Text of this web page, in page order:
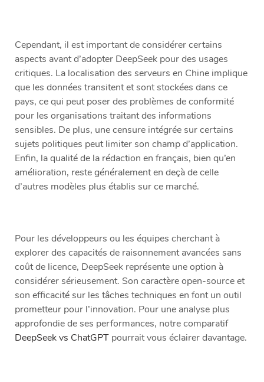
Cependant, il est important de considérer certains
aspects avant d’adopter DeepSeek pour des usages
critiques. La localisation des serveurs en Chine implique
que les données transitent et sont stockées dans ce
pays, ce qui peut poser des problèmes de conformité
pour les organisations traitant des informations
sensibles. De plus, une censure intégrée sur certains
sujets politiques peut limiter son champ d’application.
Enfin, la qualité de la rédaction en français, bien qu’en
amélioration, reste généralement en deçà de celle
d’autres modèles plus établis sur ce marché.
Pour les développeurs ou les équipes cherchant à
explorer des capacités de raisonnement avancées sans
coût de licence, DeepSeek représente une option à
considérer sérieusement. Son caractère open-source et
son efficacité sur les tâches techniques en font un outil
prometteur pour l’innovation. Pour une analyse plus
approfondie de ses performances, notre comparatif
DeepSeek vs ChatGPT pourrait vous éclairer davantage.